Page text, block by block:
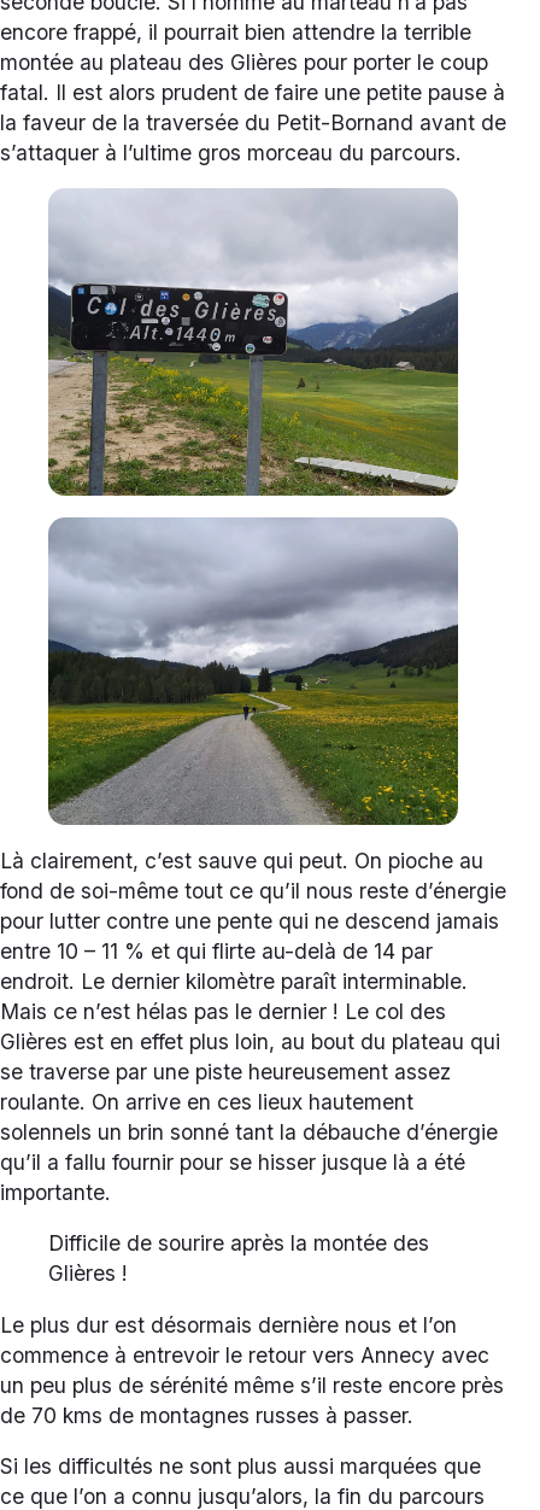
encore frappé, il pourrait bien attendre la terrible
montée au plateau des Glières pour porter le coup
fatal. Il est alors prudent de faire une petite pause à
la faveur de la traversée du Petit-Bornand avant de
s’attaquer à l’ultime gros morceau du parcours.
Là clairement, c’est sauve qui peut. On pioche au
fond de soi-même tout ce qu’il nous reste d’énergie
pour lutter contre une pente qui ne descend jamais
entre 10 – 11 % et qui flirte au-delà de 14 par
endroit. Le dernier kilomètre paraît interminable.
Mais ce n’est hélas pas le dernier ! Le col des
Glières est en effet plus loin, au bout du plateau qui
se traverse par une piste heureusement assez
roulante. On arrive en ces lieux hautement
solennels un brin sonné tant la débauche d’énergie
qu’il a fallu fournir pour se hisser jusque là a été
importante.
Difficile de sourire après la montée des
Glières !
Le plus dur est désormais dernière nous et l’on
commence à entrevoir le retour vers Annecy avec
un peu plus de sérénité même s’il reste encore près
de 70 kms de montagnes russes à passer.
Si les difficultés ne sont plus aussi marquées que
ce que l’on a connu jusqu’alors, la fin du parcours